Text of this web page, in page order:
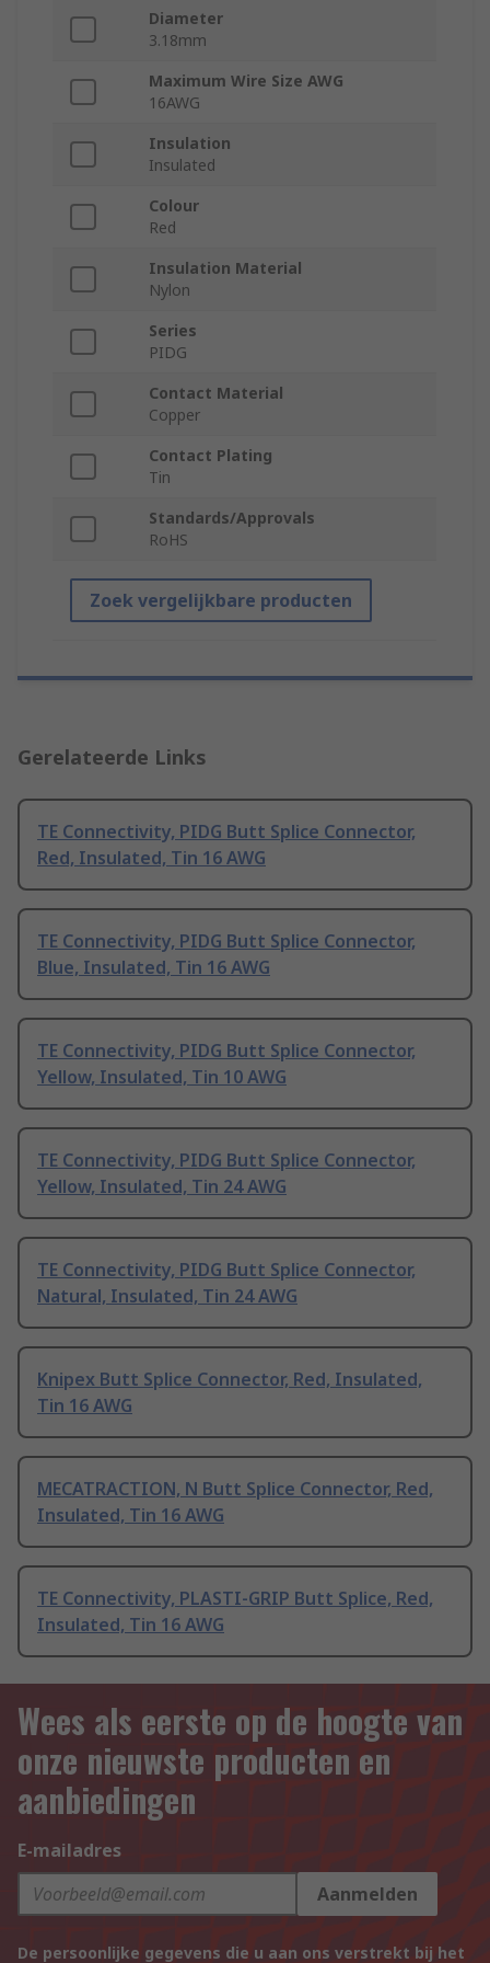
Diameter
3.18mm
Maximum Wire Size AWG
16AWG
Insulation
Insulated
Colour
Red
Insulation Material
Nylon
Series
PIDG
Contact Material
Copper
Contact Plating
Tin
Standards/Approvals
RoHS
Zoek vergelijkbare producten
Gerelateerde Links
TE Connectivity, PIDG Butt Splice Connector,
Red, Insulated, Tin 16 AWG
TE Connectivity, PIDG Butt Splice Connector,
Blue, Insulated, Tin 16 AWG
TE Connectivity, PIDG Butt Splice Connector,
Yellow, Insulated, Tin 10 AWG
TE Connectivity, PIDG Butt Splice Connector,
Yellow, Insulated, Tin 24 AWG
TE Connectivity, PIDG Butt Splice Connector,
Natural, Insulated, Tin 24 AWG
Knipex Butt Splice Connector, Red, Insulated,
Tin 16 AWG
MECATRACTION, N Butt Splice Connector, Red,
Insulated, Tin 16 AWG
TE Connectivity, PLASTI-GRIP Butt Splice, Red,
Insulated, Tin 16 AWG
Wees als eerste op de hoogte van
onze nieuwste producten en
aanbiedingen
E-mailadres
Aanmelden
De persoonlijke gegevens die u aan ons verstrekt bij het